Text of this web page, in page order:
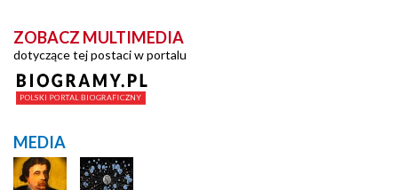
ZOBACZ MULTIMEDIA
dotyczące tej postaci w portalu
MEDIA